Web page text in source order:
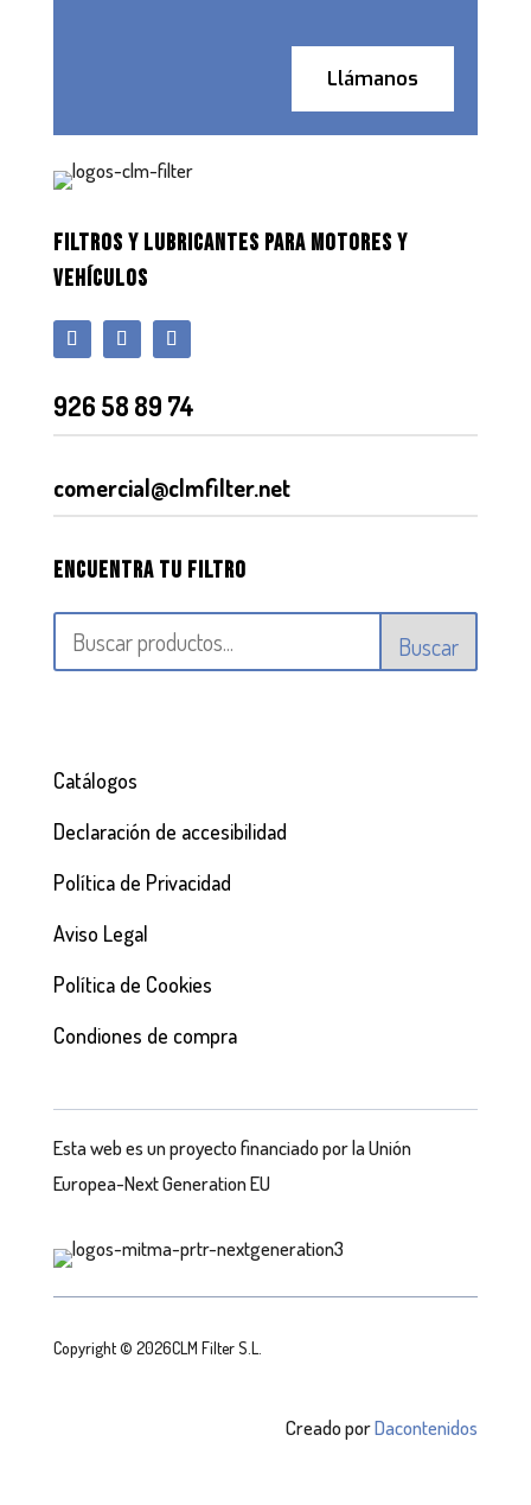
Llámanos
FILTROS Y LUBRICANTES PARA MOTORES Y
VEHÍCULOS
926 58 89 74
comercial@clmfilter.net
Encuentra tu filtro
Buscar
Catálogos
Declaración de accesibilidad
Política de Privacidad
Aviso Legal
Política de Cookies
Condiones de compra
Esta web es un proyecto financiado por la Unión
Europea-Next Generation EU
Copyright © 2026CLM Filter S.L.
Creado porDacontenidos